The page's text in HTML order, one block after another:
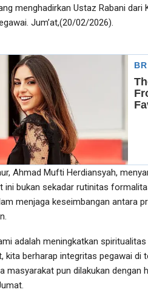
menghadirkan Ustaz Rabani
Jum’at,(20/02/2026).
Ahmad Mufti Herdiansyah,
ini bukan sekadar rutinitas
menjaga keseimbangan antara
adalah meningkatkan
kita berharap integritas pegawai di
masyarakat pun dilakukan dengan